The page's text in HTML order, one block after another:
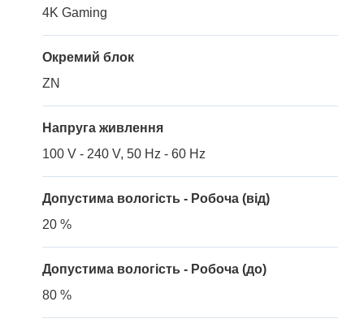
4K Gaming
Окремий блок
ZN
Напруга живлення
100 V - 240 V, 50 Hz - 60 Hz
Допустима вологість - Робоча (від)
20 %
Допустима вологість - Робоча (до)
80 %